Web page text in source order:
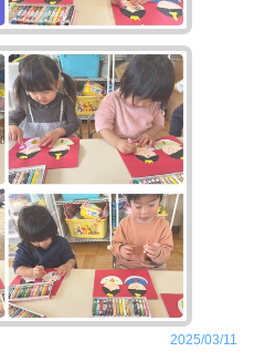
2025/03/11